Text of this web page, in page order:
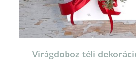
Virágdoboz téli